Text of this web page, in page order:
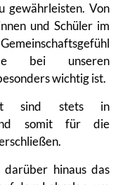
gewährleisten. Von
und Schüler im
bei unseren
wichtig ist.
sind stets in
somit für die
hinaus das